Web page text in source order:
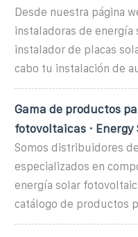
Desde nuestra página
instaladoras de
instalador de placas
cabo tu instalación de
Gama de productos
fotovoltaicas · Energy
Somos distribuidores
especializados en
energía solar
catálogo de productos